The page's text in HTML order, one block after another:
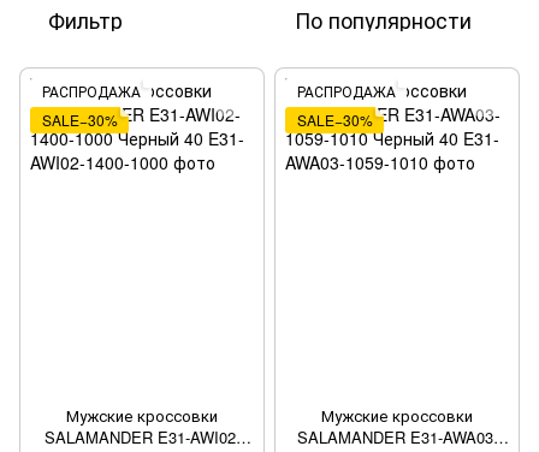
Фильтр По популярности
РАСПРОДАЖА
SALE−30%
Мужские кроссовки
SALAMANDER E31-AWI02-
РАСПРОДАЖА
SALE−30%
Мужские кроссовки
SALAMANDER E31-AWA03-